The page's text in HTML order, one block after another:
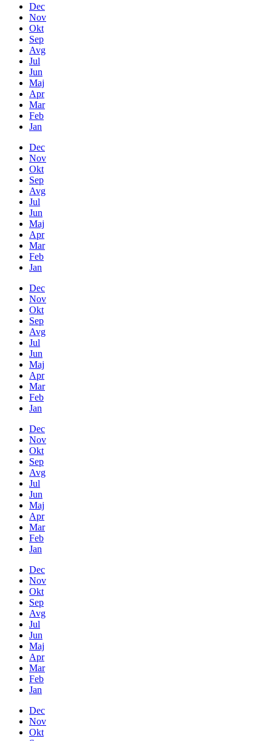
Dec
Nov
Okt
Sep
Avg
Jul
Jun
Maj
Apr
Mar
Feb
Jan
Dec
Nov
Okt
Sep
Avg
Jul
Jun
Maj
Apr
Mar
Feb
Jan
Dec
Nov
Okt
Sep
Avg
Jul
Jun
Maj
Apr
Mar
Feb
Jan
Dec
Nov
Okt
Sep
Avg
Jul
Jun
Maj
Apr
Mar
Feb
Jan
Dec
Nov
Okt
Sep
Avg
Jul
Jun
Maj
Apr
Mar
Feb
Jan
Dec
Nov
Okt